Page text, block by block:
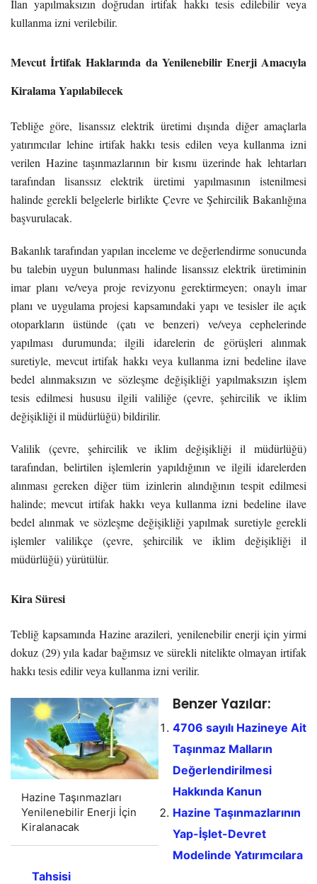
İlan yapılmaksızın doğrudan irtifak hakkı tesis edilebilir veya
kullanma izni verilebilir.
Mevcut İrtifak Haklarında da Yenilenebilir Enerji Amacıyla
Kiralama Yapılabilecek
Tebliğe göre, lisanssız elektrik üretimi dışında diğer amaçlarla
yatırımcılar lehine irtifak hakkı tesis edilen veya kullanma izni
verilen Hazine taşınmazlarının bir kısmı üzerinde hak lehtarları
tarafından lisanssız elektrik üretimi yapılmasının istenilmesi
halinde gerekli belgelerle birlikte Çevre ve Şehircilik Bakanlığına
başvurulacak.
Bakanlık tarafından yapılan inceleme ve değerlendirme sonucunda
bu talebin uygun bulunması halinde lisanssız elektrik üretiminin
imar planı ve/veya proje revizyonu gerektirmeyen; onaylı imar
planı ve uygulama projesi kapsamındaki yapı ve tesisler ile açık
otoparkların üstünde (çatı ve benzeri) ve/veya cephelerinde
yapılması durumunda; ilgili idarelerin de görüşleri alınmak
suretiyle, mevcut irtifak hakkı veya kullanma izni bedeline ilave
bedel alınmaksızın ve sözleşme değişikliği yapılmaksızın işlem
tesis edilmesi hususu ilgili valiliğe (çevre, şehircilik ve iklim
değişikliği il müdürlüğü) bildirilir.
Valilik (çevre, şehircilik ve iklim değişikliği il müdürlüğü)
tarafından, belirtilen işlemlerin yapıldığının ve ilgili idarelerden
alınması gereken diğer tüm izinlerin alındığının tespit edilmesi
halinde; mevcut irtifak hakkı veya kullanma izni bedeline ilave
bedel alınmak ve sözleşme değişikliği yapılmak suretiyle gerekli
işlemler valilikçe (çevre, şehircilik ve iklim değişikliği il
müdürlüğü) yürütülür.
Kira Süresi
Tebliğ kapsamında Hazine arazileri, yenilenebilir enerji için yirmi
dokuz (29) yıla kadar bağımsız ve sürekli nitelikte olmayan irtifak
hakkı tesis edilir veya kullanma izni verilir.
Hazine Taşınmazları
Yenilenebilir Enerji İçin
Kiralanacak
Benzer Yazılar:
4706 sayılı Hazineye Ait
Taşınmaz Malların
Değerlendirilmesi
Hakkında Kanun
Hazine Taşınmazlarının
Yap-İşlet-Devret
Modelinde Yatırımcılara
Tahsisi